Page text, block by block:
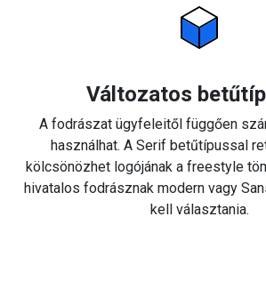
Változatos
A fodrászat ügyfeleitől függően
használhat. A Serif betűtípussal
kölcsönözhet logójának a freestyle
hivatalos fodrásznak modern vagy
kell választania.